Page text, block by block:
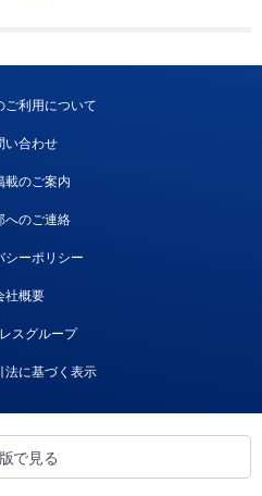
ご利用について
い合わせ
載のご案内
へのご連絡
シーポリシー
社概要
スグループ
法に基づく表示
で見る